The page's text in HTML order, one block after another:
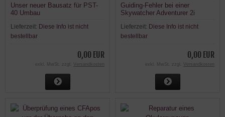
Unser neuer Bausatz für PST-
40 Umbau
Lieferzeit: Diese Info ist nicht
bestellbar
0,00 EUR
exkl. MwSt. zzgl. Versandkosten
Guiding-Fehler bei einer
Skywatcher Adventurer 2i
Lieferzeit: Diese Info ist nicht
bestellbar
0,00 EUR
exkl. MwSt. zzgl. Versandkosten